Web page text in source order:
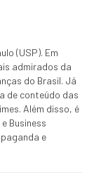
(USP). Em
admirados da
do Brasil. Já
de conteúdo das
Além disso, é
Business
e